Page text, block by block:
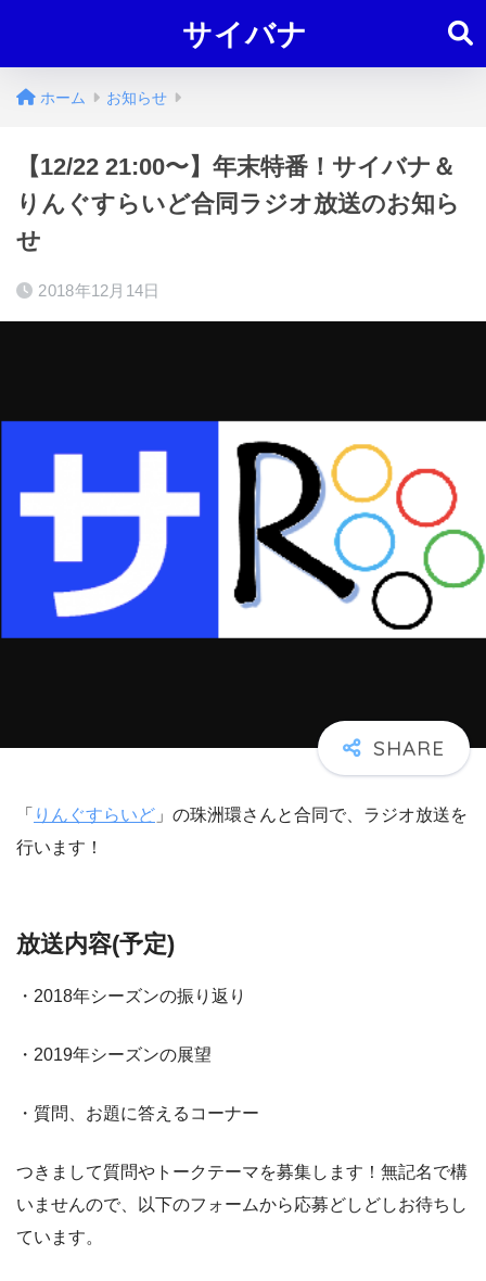
サイバナ
ホーム お知らせ
【12/22 21:00〜】年末特番！サイバナ＆
りんぐすらいど合同ラジオ放送のお知ら
せ
2018年12月14日
「 りんぐすらいど 」の珠洲環さんと合同で、ラジオ放送を
行います！
放送内容(予定)
・2018年シーズンの振り返り
・2019年シーズンの展望
・質問、お題に答えるコーナー
つきまして質問やトークテーマを募集します！無記名で構
いませんので、以下のフォームから応募どしどしお待ちし
ています。